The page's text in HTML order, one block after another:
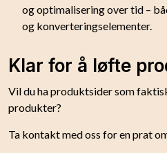
og optimalisering over tid –
og konverteringselementer.
Klar for å løfte
Vil du ha produktsider som
produkter?
Ta kontakt med oss for en prat